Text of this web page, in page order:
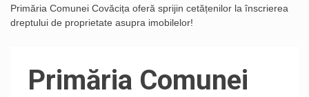
Primăria Comunei Covăcița oferă sprijin cetățenilor la înscrierea
dreptului de proprietate asupra imobilelor!
Primăria Comunei